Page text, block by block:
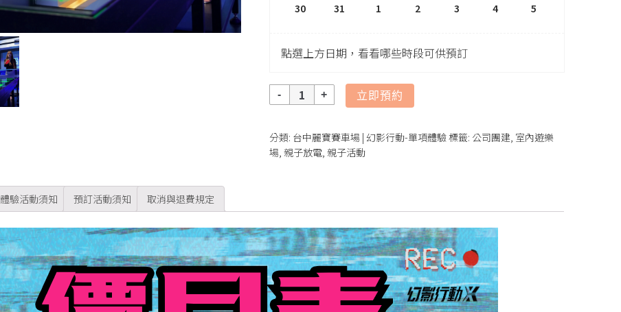
30
31 1 2 3 4 5
點選上方日期，看看哪些時段可供預訂
數
量
立即預約
分類: 台中麗寶賽車場 | 幻影行動-單項體驗標籤: 公司團建, 室內遊樂
場, 親子放電, 親子活動
體驗活動須知 預訂活動須知 取消與退費規定